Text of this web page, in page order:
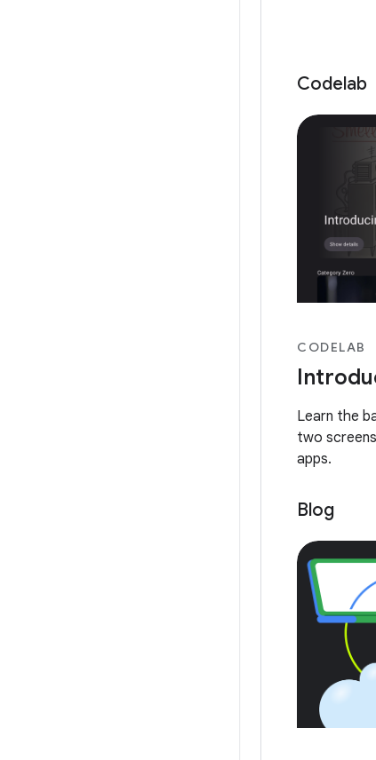
Codelab
CODELAB
Learn the
two
apps.
Blog